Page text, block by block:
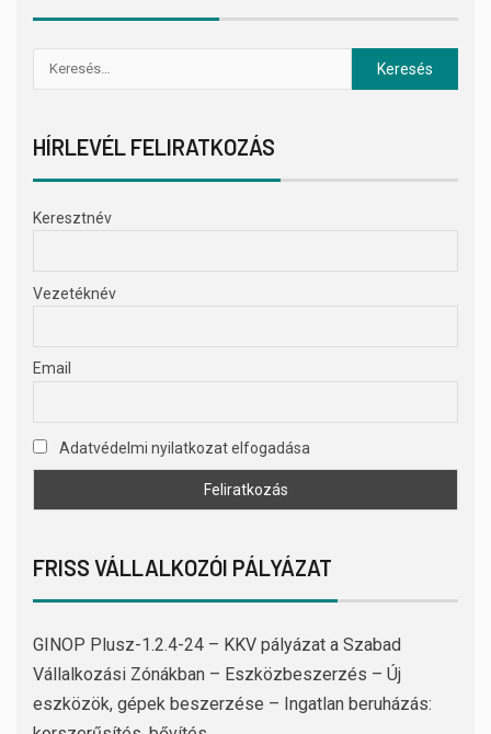
HÍRLEVÉL FELIRATKOZÁS
Keresztnév
Vezetéknév
Email
Adatvédelmi nyilatkozat elfogadása
FRISS VÁLLALKOZÓI PÁLYÁZAT
GINOP Plusz-1.2.4-24 – KKV pályázat a Szabad
Vállalkozási Zónákban – Eszközbeszerzés – Új
eszközök, gépek beszerzése – Ingatlan beruházás: